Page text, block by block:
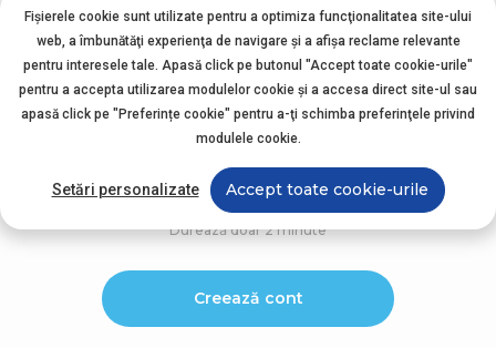
4+
experți dedicați
Durează doar 2 minute
Creează cont
Fișierele cookie sunt utilizate pentru a optimiza funcţionalitatea site-ului
web, a îmbunătăţi experienţa de navigare şi a afişa reclame relevante
pentru interesele tale. Apasă click pe butonul "Accept toate cookie-urile"
pentru a accepta utilizarea modulelor cookie şi a accesa direct site-ul sau
apasă click pe "Preferințe cookie" pentru a-ţi schimba preferinţele privind
modulele cookie.
Setări personalizate Accept toate cookie-urile